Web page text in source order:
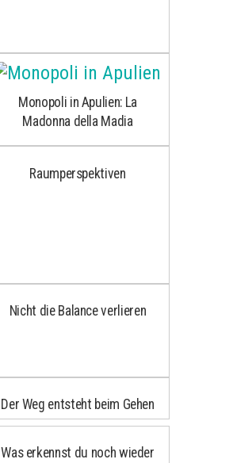
Monopoli in Apulien: La
Madonna della Madia
Raumperspektiven
Nicht die Balance verlieren
Der Weg entsteht beim Gehen
Was erkennst du noch wieder